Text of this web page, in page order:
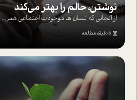
نوشتن، حالم را بهتر می‌کند
از آنجایی که انسان ها موجودات اجتماعی هس...
5 دقیقه مطالعه